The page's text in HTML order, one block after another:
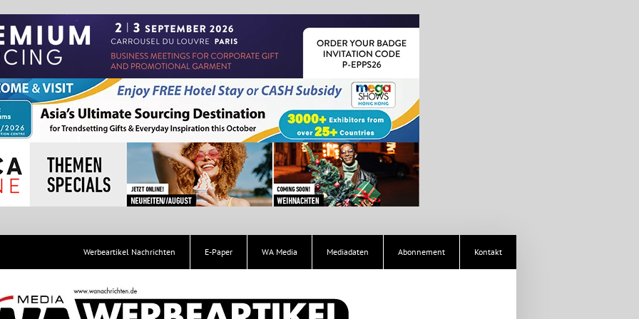
Werbeartikel Nachrichten E-Paper WA Media Mediadaten Abonnement Kontakt